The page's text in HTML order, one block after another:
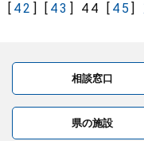
[ 42 ] [ 43 ] 44 [ 45]
相談窓口
県の施設